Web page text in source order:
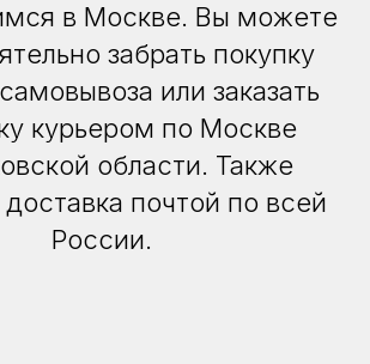
в Москве. Вы можете
забрать покупку
или заказать
курьером по Москве
области. Также
почтой по всей
России.